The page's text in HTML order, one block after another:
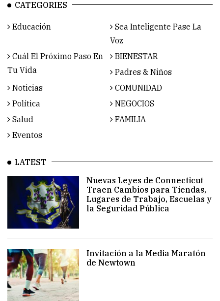
CATEGORIES
Educación
Sea Inteligente Pase La
Voz
Cuál El Próximo Paso En
Tu Vida
BIENESTAR
Padres & Niños
Noticias
COMUNIDAD
Política
NEGOCIOS
Salud
FAMILIA
Eventos
LATEST
Nuevas Leyes de Connecticut
Traen Cambios para Tiendas,
Lugares de Trabajo, Escuelas y
la Seguridad Pública
Invitación a la Media Maratón
de Newtown